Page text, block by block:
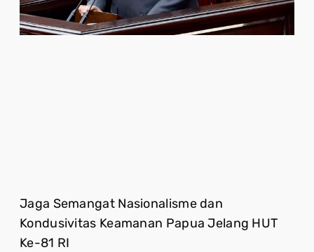
Jaga Semangat Nasionalisme dan
Kondusivitas Keamanan Papua Jelang HUT
Ke-81 RI